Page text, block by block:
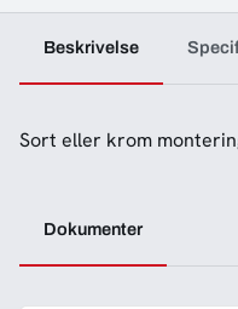
Beskrivelse
Sort eller krom
Dokumenter